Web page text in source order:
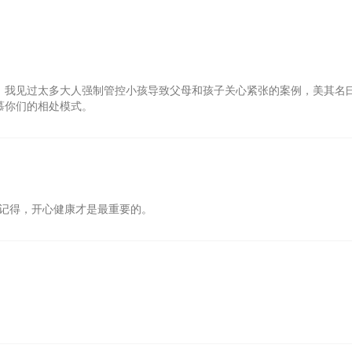
见过太多大人强制管控小孩导致父母和孩子关心紧张的案例，美其名
们的相处模式。
得，开心健康才是最重要的。